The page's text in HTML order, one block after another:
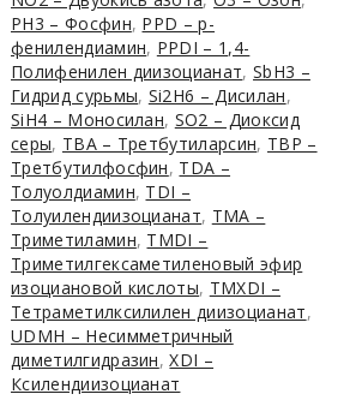
PH3 – Фосфин, PPD – p-
фенилендиамин, PPDI – 1,4-
Полифенилен диизоцианат,SbH3 –
Гидрид сурьмы, Si2H6 – Дисилан,
SiH4 – Моносилан, SO2 – Диоксид
серы, TBA – Третбутиларсин, TBP –
Третбутилфосфин, TDA –
Толуолдиамин, TDI –
Толуилендиизоцианат, TMA –
Триметиламин, TMDI –
Триметилгексаметиленовый эфир
изоциановой кислоты, TMXDI –
Тетраметилксилилен диизоцианат,
UDMH – Несимметричный
диметилгидразин,XDI –
Ксилендиизоцианат